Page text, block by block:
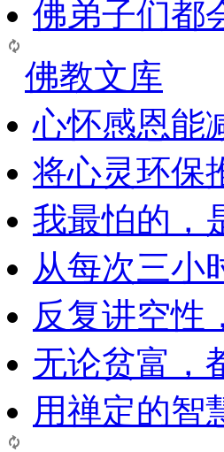
佛弟子们都
佛教文库
心怀感恩能
将心灵环保
我最怕的，
从每次三小
反复讲空性
无论贫富，
用禅定的智